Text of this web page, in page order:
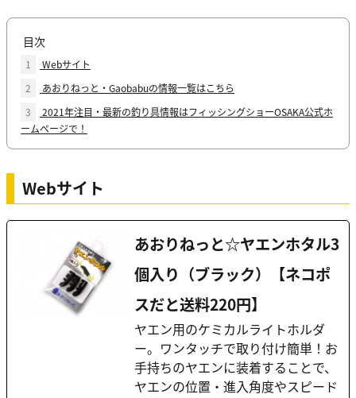
目次
1
Webサイト
2
あおりねっと・Gaobabuの情報一覧はこちら
3
2021年注目・最新の釣り具情報はフィッシングショーOSAKA公式ホ
ームページで！
Webサイト
あおりねっと☆ヤエンホタル3
個入り（ブラック）【ネコポ
スだと送料220円】
ヤエン用のケミカルライトホルダ
ー。ワンタッチで取り付け簡単！お
手持ちのヤエンに装着することで、
ヤエンの位置・進入角度やスピード